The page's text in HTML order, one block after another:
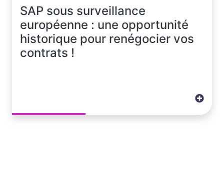
SAP sous surveillance
européenne : une opportunité
historique pour renégocier vos
contrats !